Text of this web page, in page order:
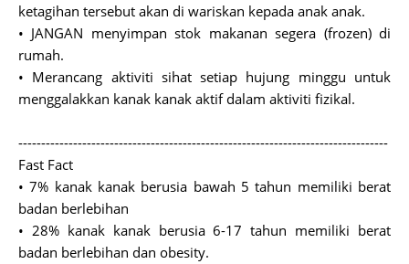
ketagihan tersebut akan di wariskan kepada anak anak.
• JANGAN menyimpan stok makanan segera (frozen) di
rumah.
• Merancang aktiviti sihat setiap hujung minggu untuk
menggalakkan kanak kanak aktif dalam aktiviti fizikal.
---------------------------------------------------------------------------------
Fast Fact
• 7% kanak kanak berusia bawah 5 tahun memiliki berat
badan berlebihan
• 28% kanak kanak berusia 6-17 tahun memiliki berat
badan berlebihan dan obesity.